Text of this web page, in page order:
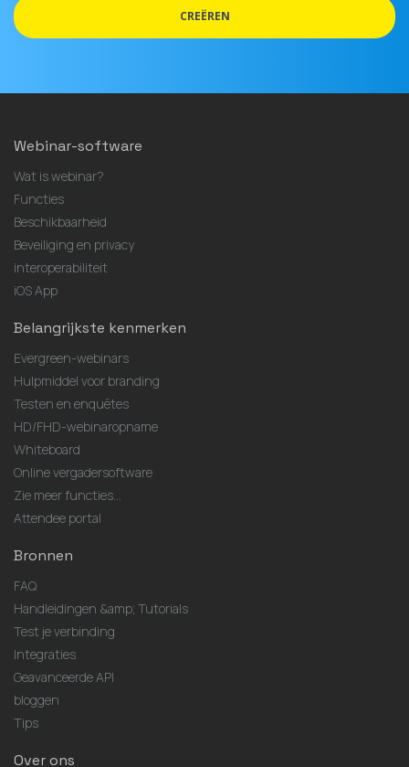
CREËREN
Webinar-software
Wat is webinar?
Functies
Beschikbaarheid
Beveiliging en privacy
interoperabiliteit
iOS App
Belangrijkste kenmerken
Evergreen-webinars
Hulpmiddel voor branding
Testen en enquêtes
HD/FHD-webinaropname
Whiteboard
Online vergadersoftware
Zie meer functies...
Attendee portal
Bronnen
FAQ
Handleidingen &amp; Tutorials
Test je verbinding
Integraties
Geavanceerde API
bloggen
Tips
Over ons